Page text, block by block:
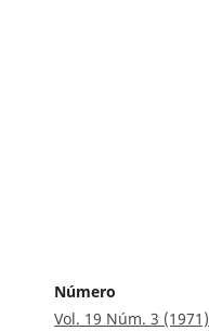
Número
Vol. 19 Núm. 3 (1971)